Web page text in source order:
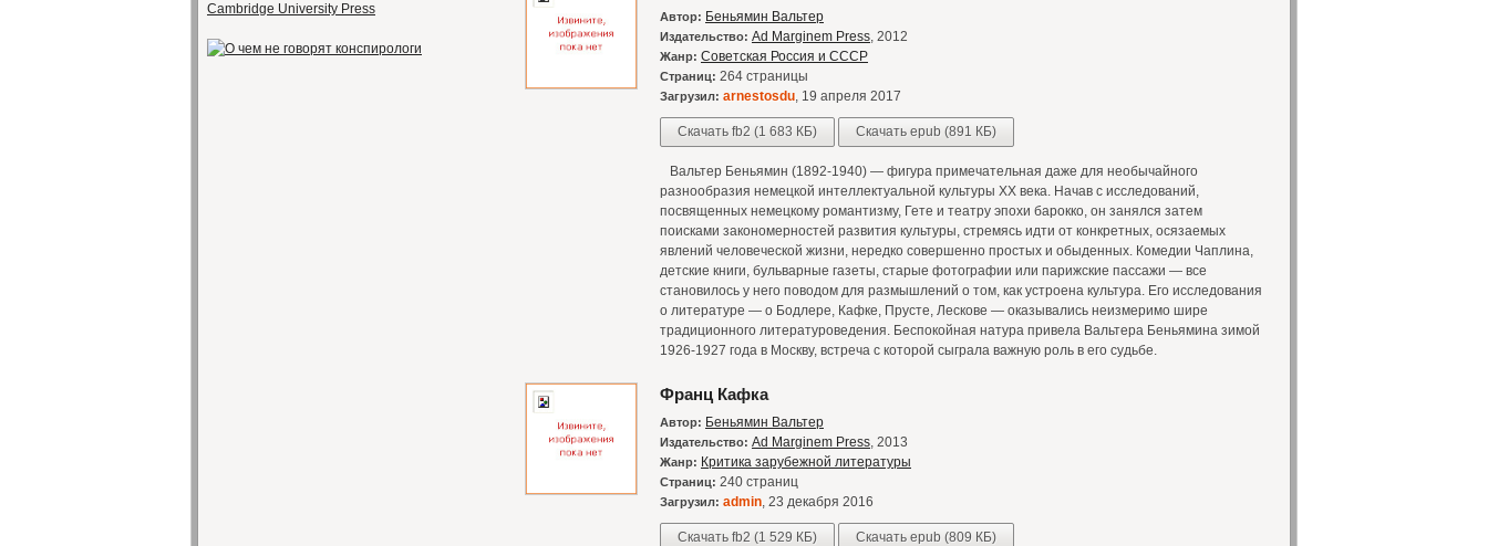
Cambridge University Press Автор: Беньямин Вальтер
Издательство: Ad Marginem Press, 2012
Жанр: Советская Россия и СССР
Страниц: 264 страницы
Загрузил: arnestosdu, 19 апреля 2017
Скачать fb2 (1 683 КБ) Скачать epub (891 КБ)
Вальтер Беньямин (1892-1940) — фигура примечательная даже для необычайного
разнообразия немецкой интеллектуальной культуры XX века. Начав с исследований,
посвященных немецкому романтизму, Гете и театру эпохи барокко, он занялся затем
поисками закономерностей развития культуры, стремясь идти от конкретных, осязаемых
явлений человеческой жизни, нередко совершенно простых и обыденных. Комедии Чаплина,
детские книги, бульварные газеты, старые фотографии или парижские пассажи — все
становилось у него поводом для размышлений о том, как устроена культура. Его исследования
о литературе — о Бодлере, Кафке, Прусте, Лескове — оказывались неизмеримо шире
традиционного литературоведения. Беспокойная натура привела Вальтера Беньямина зимой
1926-1927 года в Москву, встреча с которой сыграла важную роль в его судьбе.
Франц Кафка
Автор: Беньямин Вальтер
Издательство: Ad Marginem Press, 2013
Жанр: Критика зарубежной литературы
Страниц: 240 страниц
Загрузил: admin, 23 декабря 2016
Скачать fb2 (1 529 КБ) Скачать epub (809 КБ)